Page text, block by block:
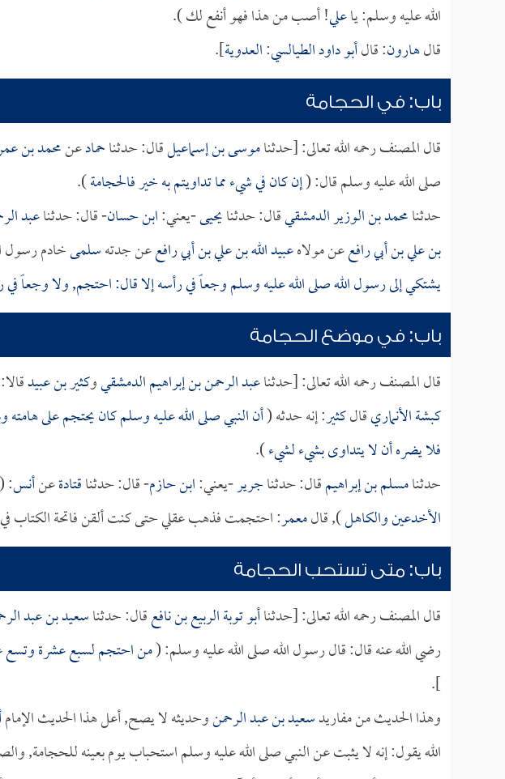
الله عليه وسلم: ياعلي! أصب من هذا فهو أنفع لك ).
قالهارون: قالأبو داود الطيالسي:العدوية].
باب: في الحجامة
قال المصنف رحمه الله تعالى: [حدثناموسى بن إسماعيلقال: حدثناحمادعنمحمد بن
صلى الله عليه وسلم قال: (إن كان في شيء مما تداويتم به خير فالحجامة).
حدثنامحمد بن الوزير الدمشقيقال: حدثنايحيى-يعني:ابن حسان- قال: حدثناعبد
بن علي بن أبي رافععن مولاهعبيد الله بن علي بن أبي رافععن جدتهسلمىخادم رسول
يشتكي إلى رسول الله صلى الله عليه وسلم وجعاً في رأسه إلا قال: احتجم, ولا وجعاً
باب: في موضع الحجامة
قال المصنف رحمه الله تعالى: [حدثناعبد الرحمن بن إبراهيم الدمشقيوكثير بن عبيد
كبشة الأنماريقالكثير: إنه حدثه (أن النبي صلى الله عليه وسلم كان يحتجم على
فلا يضره أن لا يتداوى بشيء لشيء).
حدثنامسلم بن إبراهيمقال: حدثناجرير-يعني:ابن حازم- قال: حدثناقتادةعنأنس: (
الأخدعين والكاهل), قالمعمر: احتجمت فذهب عقلي حتى كنت ألقن فاتحة الكتاب
باب: متى تستحب الحجامة
قال المصنف رحمه الله تعالى: [حدثناأبو توبة الربيع بن نافعقال: حدثناسعيد بن عبد
رضي الله عنه قال: قال رسول الله صلى الله عليه وسلم: (من احتجم لسبع عشرة
].
وهذا الحديث من مفاريدسعيد بن عبد الرحمنوحديثه لا يصح, أعل هذا الحديث الإمام
الله يقول: إنه لا يثبت عن النبي صلى الله عليه وسلم استحباب يوم بعينه للحجامة,